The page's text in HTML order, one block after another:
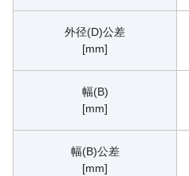
外径(D)公差
[mm]
幅(B)
[mm]
幅(B)公差
[mm]